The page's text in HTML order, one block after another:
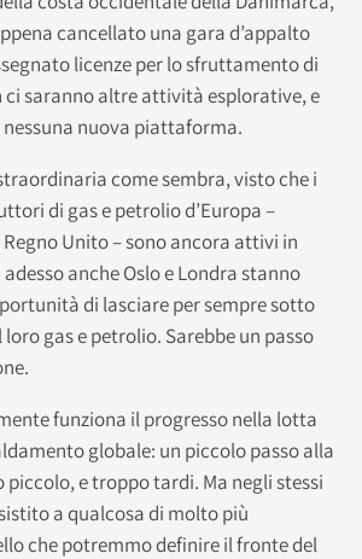
cancellato una gara d’appalto
licenze per lo sfruttamento di
ci saranno altre attività esplorative, e
nuova piattaforma.
come sembra, visto che i
di gas e petrolio d’Europa –
Regno Unito – sono ancora attivi in
anche Oslo e Londra stanno
di lasciare per sempre sotto
gas e petrolio. Sarebbe un passo
funziona il progresso nella lotta
globale: un piccolo passo alla
e troppo tardi. Ma negli stessi
a qualcosa di molto più
che potremmo definire il fronte del